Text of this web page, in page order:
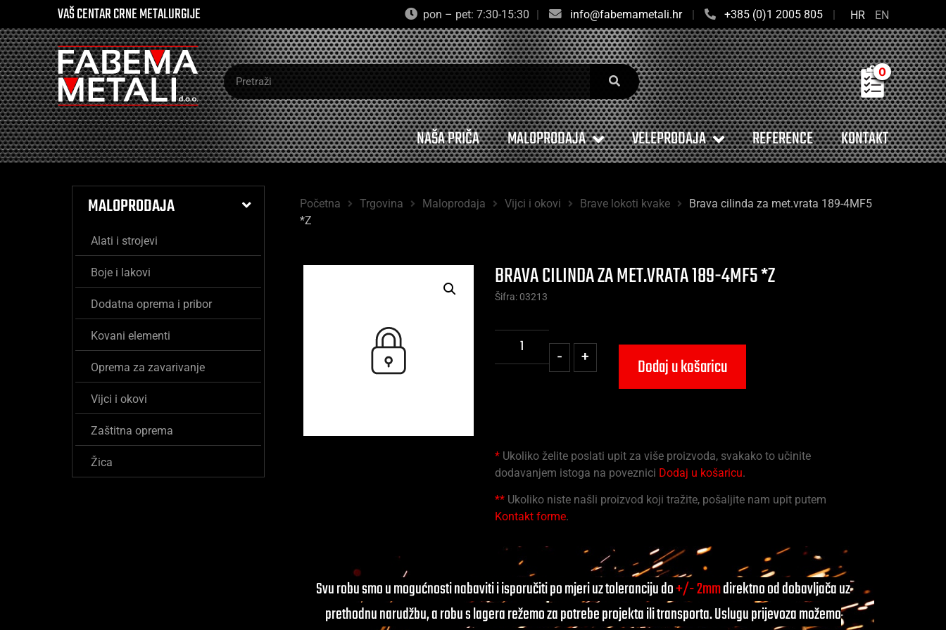
VAŠ CENTAR CRNE METALURGIJE pon – pet: 7:30-15:30 | info@fabemametali.hr | +385 (0)1 2005 805 | HR EN
0
NAŠA PRIČA MALOPRODAJA VELEPRODAJA REFERENCE KONTAKT
MALOPRODAJA
Alati i strojevi
Boje i lakovi
Dodatna oprema i pribor
Kovani elementi
Oprema za zavarivanje
Vijci i okovi
Zaštitna oprema
Žica
Početna Trgovina Maloprodaja Vijci i okovi Brave lokoti kvake
Brava cilinda za met.vrata 189-4MF5
*Z
BRAVA CILINDA ZA MET.VRATA 189-4MF5 *Z
Šifra: 03213
- + Dodaj u košaricu
* Ukoliko želite poslati upit za više proizvoda, svakako to učinite
dodavanjem istoga na poveznici Dodaj u košaricu.
** Ukoliko niste našli proizvod koji tražite, pošaljite nam upit putem
Kontakt forme.
Svu robu smo u mogućnosti nabaviti i isporučiti po mjeri uz toleranciju do+/- 2mmdirektno od dobavljača uz
prethodnu narudžbu, a robu s lagera režemo za potrebe projekta ili transporta. Uslugu prijevoza možemo